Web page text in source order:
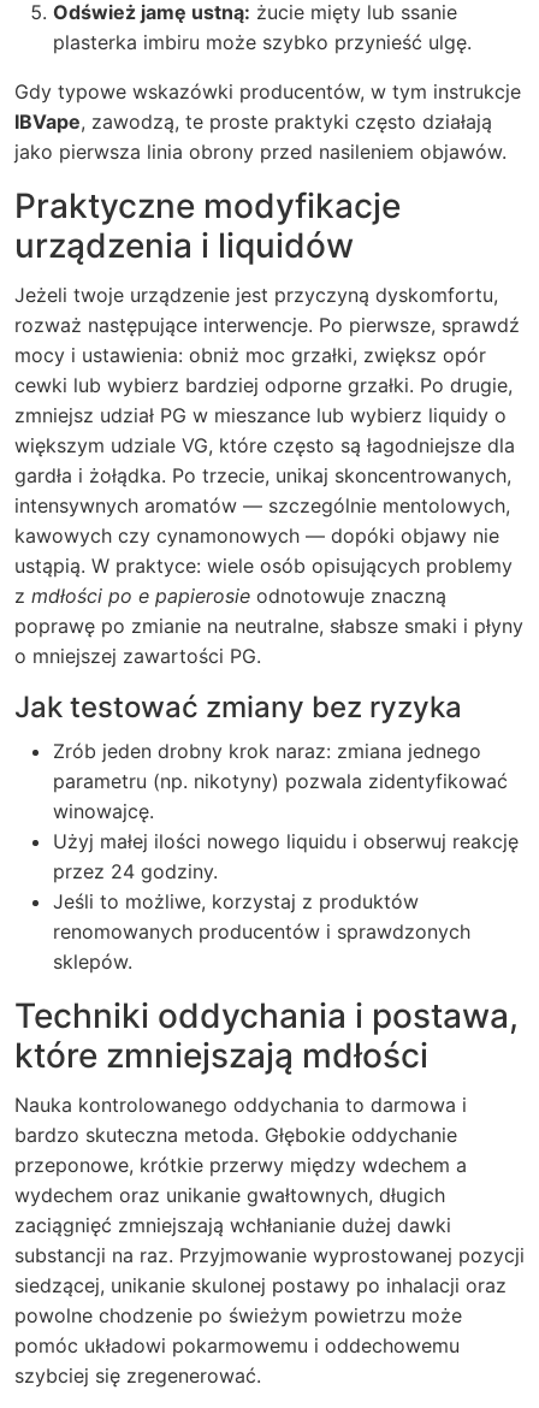
Odśwież jamę ustną: żucie mięty lub ssanie
plasterka imbiru może szybko przynieść ulgę.
Gdy typowe wskazówki producentów, w tym instrukcje
IBVape, zawodzą, te proste praktyki często działają
jako pierwsza linia obrony przed nasileniem objawów.
Praktyczne modyfikacje
urządzenia i liquidów
Jeżeli twoje urządzenie jest przyczyną dyskomfortu,
rozważ następujące interwencje. Po pierwsze, sprawdź
mocy i ustawienia: obniż moc grzałki, zwiększ opór
cewki lub wybierz bardziej odporne grzałki. Po drugie,
zmniejsz udział PG w mieszance lub wybierz liquidy o
większym udziale VG, które często są łagodniejsze dla
gardła i żołądka. Po trzecie, unikaj skoncentrowanych,
intensywnych aromatów — szczególnie mentolowych,
kawowych czy cynamonowych — dopóki objawy nie
ustąpią. W praktyce: wiele osób opisujących problemy
z mdłości po e papierosie odnotowuje znaczną
poprawę po zmianie na neutralne, słabsze smaki i płyny
o mniejszej zawartości PG.
Jak testować zmiany bez ryzyka
Zrób jeden drobny krok naraz: zmiana jednego
parametru (np. nikotyny) pozwala zidentyfikować
winowajcę.
Użyj małej ilości nowego liquidu i obserwuj reakcję
przez 24 godziny.
Jeśli to możliwe, korzystaj z produktów
renomowanych producentów i sprawdzonych
sklepów.
Techniki oddychania i postawa,
które zmniejszają mdłości
Nauka kontrolowanego oddychania to darmowa i
bardzo skuteczna metoda. Głębokie oddychanie
przeponowe, krótkie przerwy między wdechem a
wydechem oraz unikanie gwałtownych, długich
zaciągnięć zmniejszają wchłanianie dużej dawki
substancji na raz. Przyjmowanie wyprostowanej pozycji
siedzącej, unikanie skulonej postawy po inhalacji oraz
powolne chodzenie po świeżym powietrzu może
pomóc układowi pokarmowemu i oddechowemu
szybciej się zregenerować.